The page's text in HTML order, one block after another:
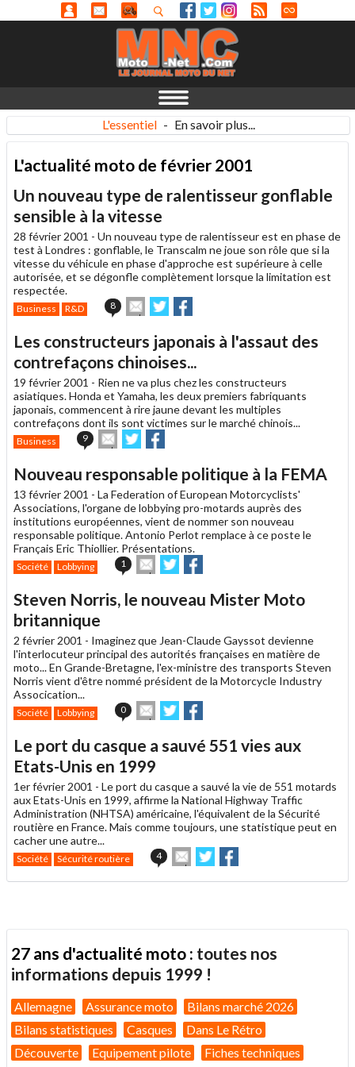
L'essentiel - En savoir plus...
L'actualité moto de février 2001
Un nouveau type de ralentisseur gonflable
sensible à la vitesse
28 février 2001 - Un nouveau type de ralentisseur est en phase de
test à Londres : gonflable, le Transcalm ne joue son rôle que si la
vitesse du véhicule en phase d'approche est supérieure à celle
autorisée, et se dégonfle complètement lorsque la limitation est
respectée.
Business R&D 8
Envoyer
cet
à
un
ami
Partager
sur sur
Les constructeurs japonais à l'assaut des
contrefaçons chinoises...
19 février 2001 - Rien ne va plus chez les constructeurs
asiatiques. Honda et Yamaha, les deux premiers fabriquants
japonais, commencent à rire jaune devant les multiples
contrefaçons dont ils sont victimes sur le marché chinois...
Business 9
Envoyer
cet
à
un
ami
Partager
sur sur
Nouveau responsable politique à la FEMA
13 février 2001 - La Federation of European Motorcyclists'
Associations, l'organe de lobbying pro-motards auprès des
institutions européennes, vient de nommer son nouveau
responsable politique. Antonio Perlot remplace à ce poste le
Français Eric Thiollier. Présentations.
Société Lobbying 1
Envoyer
cet
à
Partager
sur sur
Steven Norris, le nouveau Mister Moto
britannique
2 février 2001 - Imaginez que Jean-Claude Gayssot devienne
l'interlocuteur principal des autorités françaises en matière de
moto... En Grande-Bretagne, l'ex-ministre des transports Steven
Norris vient d'être nommé président de la Motorcycle Industry
Assocication...
Société Lobbying 0
Envoyer
cet
à
un
ami
Partager
sur sur
Le port du casque a sauvé 551 vies aux
Etats-Unis en 1999
1er février 2001 - Le port du casque a sauvé la vie de 551 motards
aux Etats-Unis en 1999, affirme la National Highway Traffic
Administration (NHTSA) américaine, l'équivalent de la Sécurité
routière en France. Mais comme toujours, une statistique peut en
cacher une autre...
Société Sécurité routière 4
Envoyer
cet
article
Partager
sur
Twitter
sur
Facebook
27 ans d'actualité moto : toutes nos
informations depuis 1999 !
Allemagne Assurance moto
Bilans marché 2026
Bilans statistiques
Casques
Dans Le Rétro
Découverte
Equipement pilote Fiches techniques